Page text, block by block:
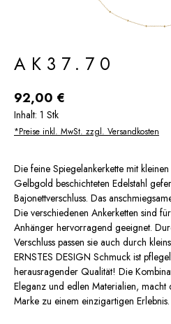
AK37.70
Regulärer Preis:
92,00 €
Inhalt: 1 Stk
*Preise inkl. MwSt. zzgl. Versandkosten
Die feine Spiegelankerkette mit
Gelbgold beschichteten Edelstahl
Bajonettverschluss. Das
Die verschiedenen Ankerketten sind
Anhänger hervorragend geeignet.
Verschluss passen sie auch durch
ERNSTES DESIGN Schmuck ist
herausragender Qualität! Die
Eleganz und edlen Materialien, macht
Marke zu einem einzigartigen Erlebnis.